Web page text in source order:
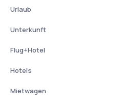
Urlaub
Unterkunft
Flug+Hotel
Hotels
Mietwagen